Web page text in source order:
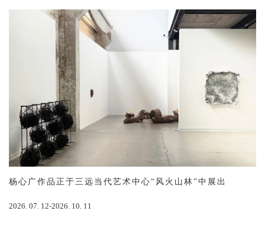
杨心广作品正于三远当代艺术中心“风火山林”中展出
2026. 07. 12-2026. 10. 11